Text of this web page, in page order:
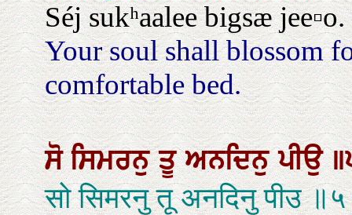
Séj sukʰaalee bigsæ jee▫o.
Your soul shall blossom
comfortable bed.
ਸੋਸਿਮਰਨੁਤੂਅਨਦਿਨੁਪੀਉ
सो सिमरनु तू अनदिनु पीउ